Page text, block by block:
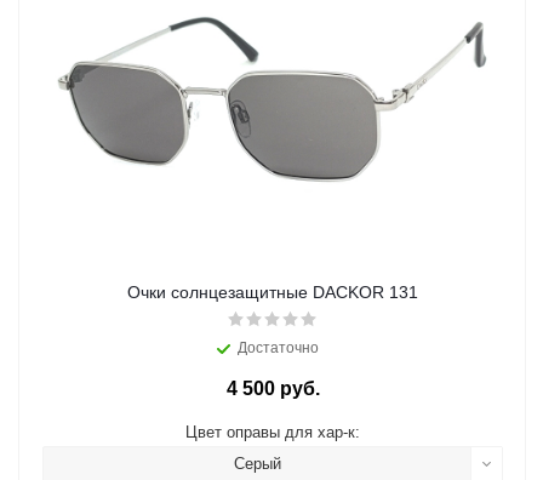
Очки солнцезащитные DACKOR 131
Достаточно
4 500 руб.
Цвет оправы для хар-к:
Серый